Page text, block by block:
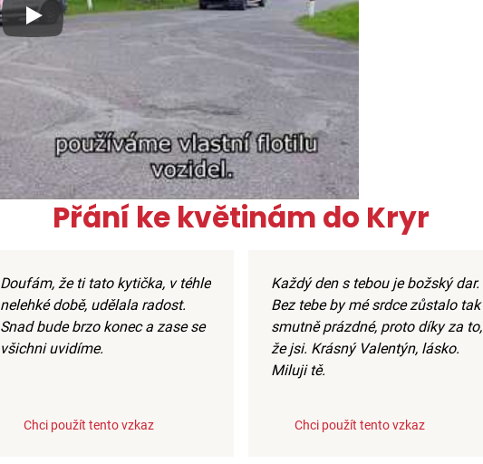
Xxx
Přání ke květinám do Kryr
Doufám, že ti tato kytička, v téhle
nelehké době, udělala radost.
Snad bude brzo konec a zase se
všichni uvidíme.
Chci použít tento vzkaz
Každý den s tebou je božský dar.
Bez tebe by mé srdce zůstalo tak
smutně prázdné, proto díky za to,
že jsi. Krásný Valentýn, lásko.
Miluji tě.
Chci použít tento vzkaz